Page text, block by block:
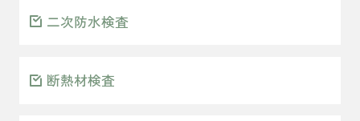
二次防水検査
断熱材検査